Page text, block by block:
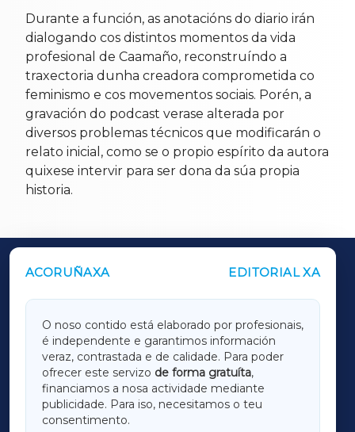
Durante a función, as anotacións do diario irán
dialogando cos distintos momentos da vida
profesional de Caamaño, reconstruíndo a
traxectoria dunha creadora comprometida co
feminismo e cos movementos sociais. Porén, a
gravación do podcast verase alterada por
diversos problemas técnicos que modificarán o
relato inicial, como se o propio espírito da autora
quixese intervir para ser dona da súa propia
historia.
ACORUÑAXA EDITORIAL XA
O noso contido está elaborado por profesionais,
é independente e garantimos información
veraz, contrastada e de calidade. Para poder
ofrecer este servizo de forma gratuíta,
financiamos a nosa actividade mediante
publicidade. Para iso, necesitamos o teu
consentimento.
OUTROS PERIÓDICOS
LUGOXA
TERRACHAXA